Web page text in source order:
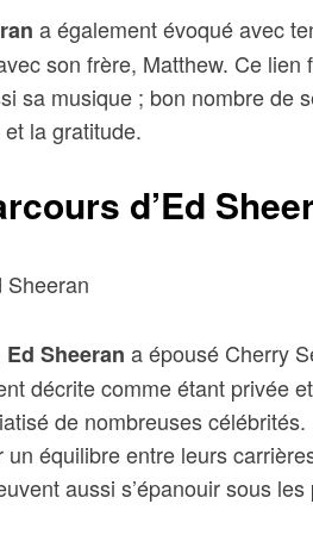
a également évoqué avec
son frère, Matthew. Ce
sa musique ; bon nombre de
la gratitude.
d’Ed
Ed Sheeran a épousé Cherry
décrite comme étant privée
de nombreuses
un équilibre entre leurs
aussi s’épanouir sous